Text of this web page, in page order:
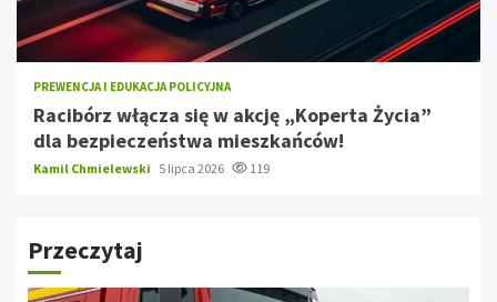
PREWENCJA I EDUKACJA POLICYJNA
Racibórz włącza się w akcję „Koperta Życia”
dla bezpieczeństwa mieszkańców!
Kamil Chmielewski 5 lipca 2026 119
Przeczytaj